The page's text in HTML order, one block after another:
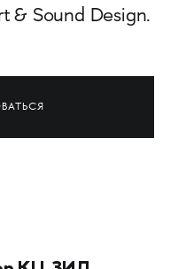
& Sound Design.